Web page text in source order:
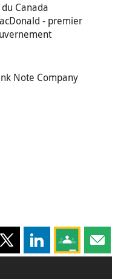
Canada
- premier
Note Company
cette page sur
Partager cette page sur X
Partager cette
Partagez